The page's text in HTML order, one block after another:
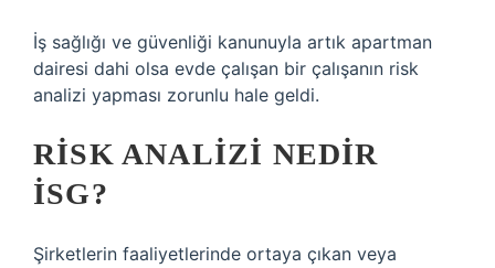
İş sağlığı ve güvenliği kanunuyla artık apartman
dairesi dahi olsa evde çalışan bir çalışanın risk
analizi yapması zorunlu hale geldi.
RISK ANALIZI NEDIR
İSG?
Şirketlerin faaliyetlerinde ortaya çıkan veya